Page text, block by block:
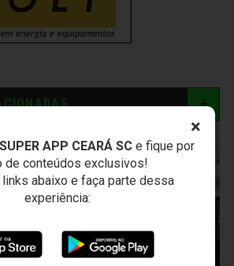
×
SUPER APP CEARÁ SCe fique por
de conteúdos exclusivos!
abaixo e faça parte dessa
experiência: